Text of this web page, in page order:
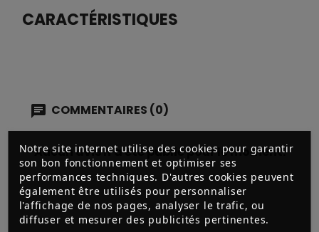
Notre site internet utilise des cookies pour garantir
son bon fonctionnement et optimiser ses
performances techniques. D'autres cookies peuvent
également être utilisés pour personnaliser
l'affichage de nos pages, analyser le trafic, ou
diffuser et mesurer des publicités pertinentes.
CARACTÉRISTIQUES
COMMENTAIRES (0)
Aucun avis n'a été publié pour le moment.